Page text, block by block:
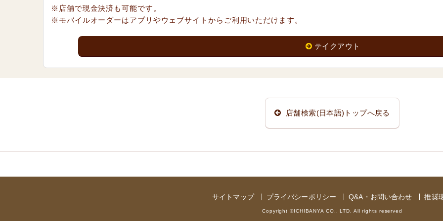
※店舗で現金決済も可能です。
※モバイルオーダーはアプリやウェブサイトからご利用いただけます。
テイクアウト
店舗検索(日本語)トップへ戻る
サイトマップ プライバシーポリシー Q&A・お問い合わせ 推奨
Copyright ©ICHIBANYA CO., LTD. All rights reserved